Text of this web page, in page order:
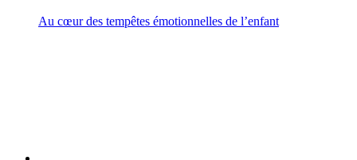
Au cœur des tempêtes émotionnelles de l’enfant